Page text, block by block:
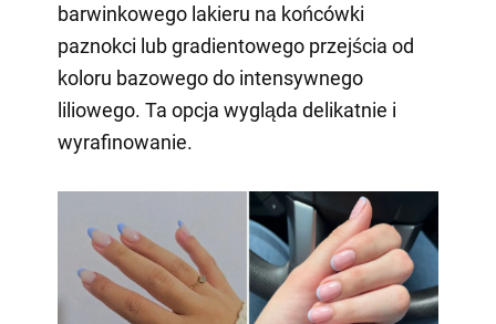
barwinkowego lakieru na końcówki
paznokci lub gradientowego przejścia od
koloru bazowego do intensywnego
liliowego. Ta opcja wygląda delikatnie i
wyrafinowanie.